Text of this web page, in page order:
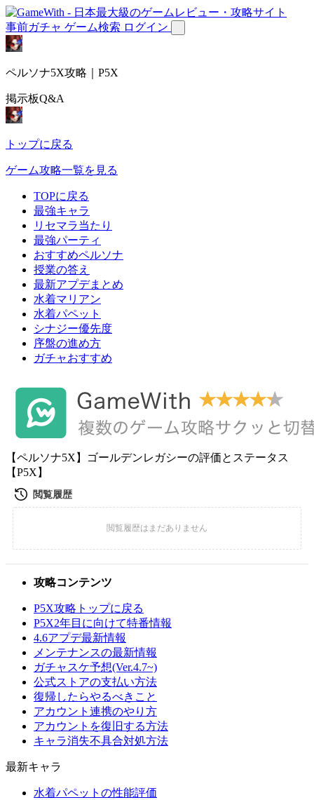
事前ガチャ ゲーム検索 ログイン
ペルソナ5X攻略｜P5X
掲示板Q&A
トップに戻る
ゲーム攻略一覧を見る
TOPに戻る
最強キャラ
リセマラ当たり
最強パーティ
おすすめペルソナ
授業の答え
最新アプデまとめ
水着マリアン
水着パペット
シナジー優先度
序盤の進め方
ガチャおすすめ
【ペルソナ5X】ゴールデンレガシーの評価とステータス
【P5X】
攻略コンテンツ
P5X攻略トップに戻る
P5X2年目に向けて特番情報
4.6アプデ最新情報
メンテナンスの最新情報
ガチャスケ予想(Ver.4.7~)
公式ストアの支払い方法
復帰したらやるべきこと
アカウント連携のやり方
アカウントを復旧する方法
キャラ消失不具合対処方法
最新キャラ
水着パペットの性能評価